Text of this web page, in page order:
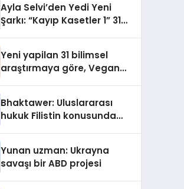
Ayla Selvi’den Yedi Yeni
Şarkı: “Kayıp Kasetler 1” 31
Yeni yapilan 31 bilimsel
araştırmaya göre, Vegan
Sindirildiğini Ortaya Koydu
Bhaktawer: Uluslararası
hukuk Filistin konusunda
Yunan uzman: Ukrayna
savaşı bir ABD projesi